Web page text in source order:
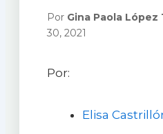
Por Gina Paola López
30, 2021
Por:
Elisa